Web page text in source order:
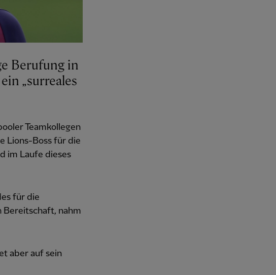
Berufung in
„surreales
Teamkollegen
Lions-Boss für die
im Laufe dieses
für die
Bereitschaft, nahm
aber auf sein